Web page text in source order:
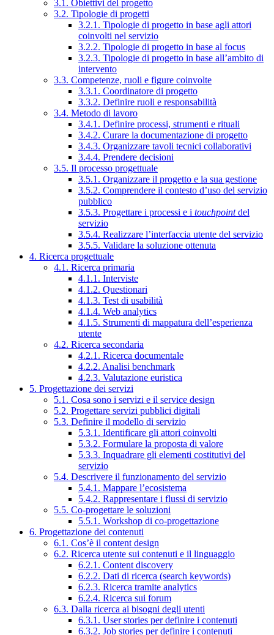
3.1. Obiettivi del progetto
3.2. Tipologie di progetti
3.2.1. Tipologie di progetto in base agli attori
coinvolti nel servizio
3.2.2. Tipologie di progetto in base al focus
3.2.3. Tipologie di progetto in base all’ambito di
intervento
3.3. Competenze, ruoli e figure coinvolte
3.3.1. Coordinatore di progetto
3.3.2. Definire ruoli e responsabilità
3.4. Metodo di lavoro
3.4.1. Definire processi, strumenti e rituali
3.4.2. Curare la documentazione di progetto
3.4.3. Organizzare tavoli tecnici collaborativi
3.4.4. Prendere decisioni
3.5. Il processo progettuale
3.5.1. Organizzare il progetto e la sua gestione
3.5.2. Comprendere il contesto d’uso del servizio
pubblico
3.5.3. Progettare i processi e i touchpointdel
servizio
3.5.4. Realizzare l’interfaccia utente del servizio
3.5.5. Validare la soluzione ottenuta
4. Ricerca progettuale
4.1. Ricerca primaria
4.1.1. Interviste
4.1.2. Questionari
4.1.3. Test di usabilità
4.1.4. Web analytics
4.1.5. Strumenti di mappatura dell’esperienza
utente
4.2. Ricerca secondaria
4.2.1. Ricerca documentale
4.2.2. Analisi benchmark
4.2.3. Valutazione euristica
5. Progettazione dei servizi
5.1. Cosa sono i servizi e il service design
5.2. Progettare servizi pubblici digitali
5.3. Definire il modello di servizio
5.3.1. Identificare gli attori coinvolti
5.3.2. Formulare la proposta di valore
5.3.3. Inquadrare gli elementi costitutivi del
servizio
5.4. Descrivere il funzionamento del servizio
5.4.1. Mappare l’ecosistema
5.4.2. Rappresentare i flussi di servizio
5.5. Co-progettare le soluzioni
5.5.1. Workshop di co-progettazione
6. Progettazione dei contenuti
6.1. Cos’è il content design
6.2. Ricerca utente sui contenuti e il linguaggio
6.2.1. Content discovery
6.2.2. Dati di ricerca (search keywords)
6.2.3. Ricerca tramite analytics
6.2.4. Ricerca sui forum
6.3. Dalla ricerca ai bisogni degli utenti
6.3.1. User stories per definire i contenuti
6.3.2. Job stories per definire i contenuti